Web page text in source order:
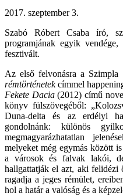
2017. szeptember 3.
Szabó Róbert Csaba író,
programjának egyik
fesztivált.
Az első felvonásra a Szimpla
rémtörténetekcímmel
Fekete Dacia(2012) című
könyv fülszövegéből:
Duna-delta és az erdélyi
gondolnánk: különös
megmagyarázhatatlan
melyeket még egymás között
a városok és falvak lakói,
hallgattatják el azt, aki
ragadja a jeges rémület,
hol a határ a valóság és a